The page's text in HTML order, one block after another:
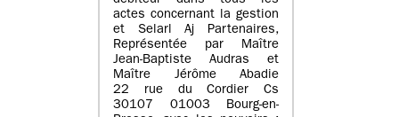
actes concernant la gestion
et Selarl Aj Partenaires,
Représentée par Maître
Jean-Baptiste Audras et
Maître Jérôme Abadie
22 rue du Cordier Cs
30107 01003 Bourg-en-